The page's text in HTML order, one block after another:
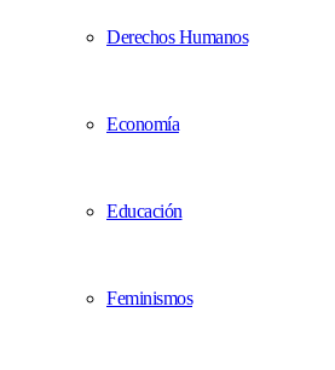
Derechos Humanos
Economía
Educación
Feminismos